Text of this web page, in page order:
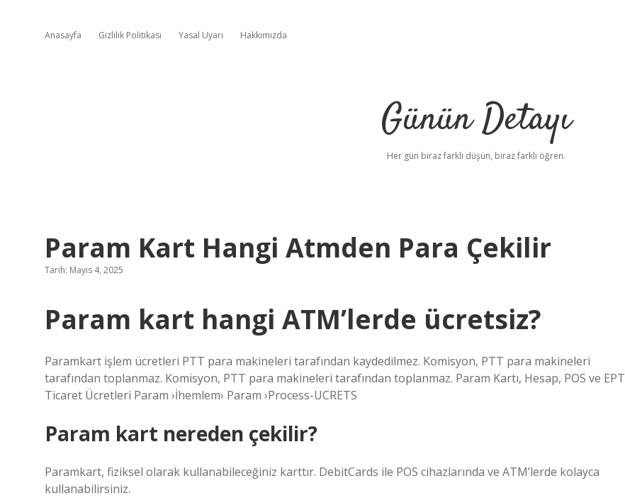
Anasayfa Gizlilik Politikası Yasal Uyarı Hakkımızda
Günün Detayı
Her gün biraz farklı düşün, biraz farklı öğren.
Param Kart Hangi Atmden Para Çekilir
Tarih: Mayıs 4, 2025
Param kart hangi ATM’lerde ücretsiz?
Paramkart işlem ücretleri PTT para makineleri tarafından kaydedilmez. Komisyon, PTT para makineleri
tarafından toplanmaz. Komisyon, PTT para makineleri tarafından toplanmaz. Param Kartı, Hesap, POS ve EPT
Ticaret Ücretleri Param ›İhemlem› Param ›Process-UCRETS
Param kart nereden çekilir?
Paramkart, fiziksel olarak kullanabileceğiniz karttır. DebitCards ile POS cihazlarında ve ATM’lerde kolayca
kullanabilirsiniz.